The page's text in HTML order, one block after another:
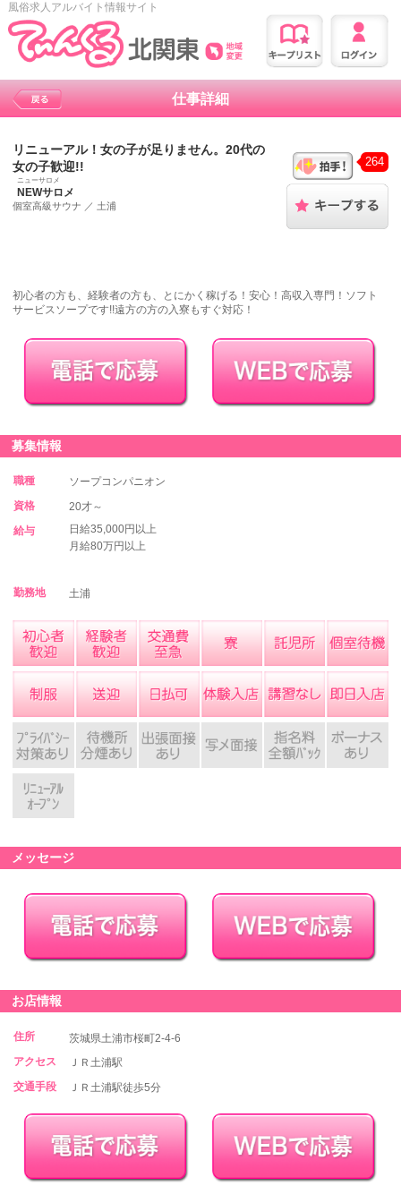
風俗求人アルバイト情報サイト
仕事詳細
リニューアル！女の子が足りません。20代の
女の子歓迎!!
ニューサロメ
NEWサロメ
個室高級サウナ ／ 土浦
264
初心者の方も、経験者の方も、とにかく稼げる！安心！高収入専門！ソフト
サービスソープです!!遠方の方の入寮もすぐ対応！
募集情報
職種
ソープコンパニオン
資格
20才～
給与
日給35,000円以上
月給80万円以上
勤務地 土浦
メッセージ
お店情報
住所
茨城県土浦市桜町2-4-6
アクセス
ＪＲ土浦駅
交通手段
ＪＲ土浦駅徒歩5分